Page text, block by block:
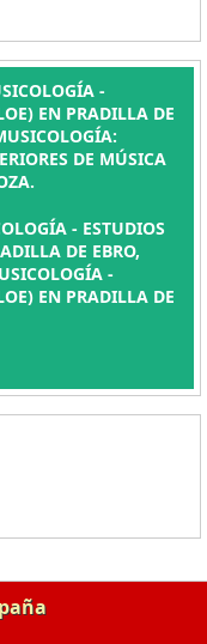
-
EN PRADILLA DE
DE MÚSICA
- ESTUDIOS
DE EBRO,
-
EN PRADILLA DE